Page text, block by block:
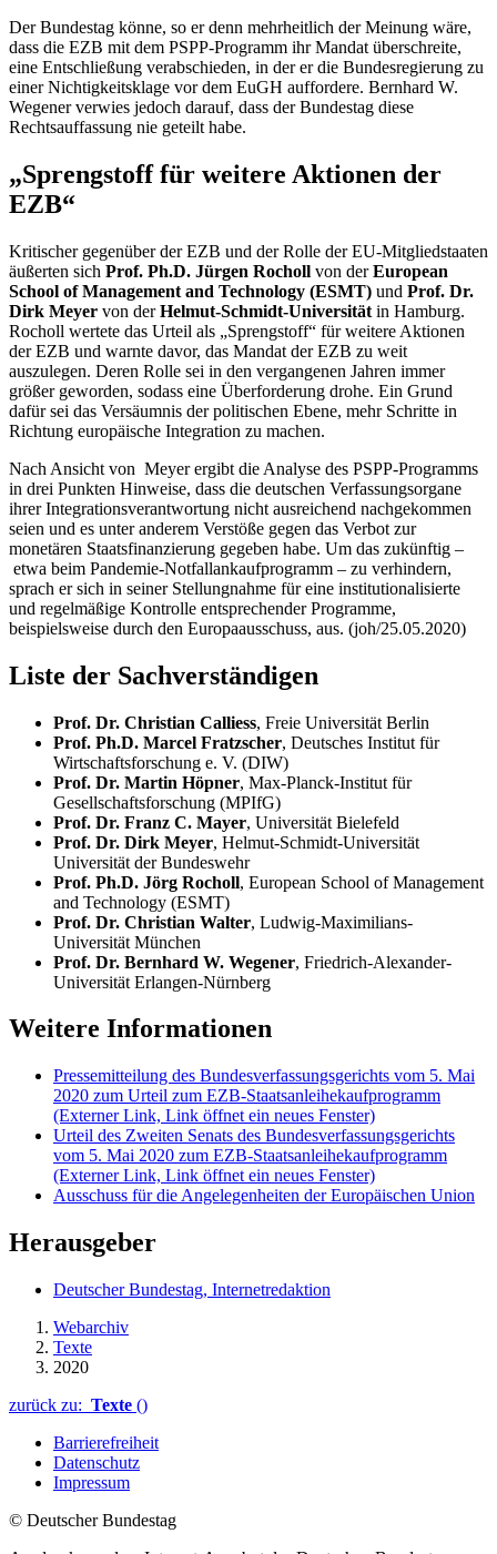
Der Bundestag könne, so er denn mehrheitlich der Meinung wäre,
dass die EZB mit dem PSPP-Programm ihr Mandat überschreite,
eine Entschließung verabschieden, in der er die Bundesregierung zu
einer Nichtigkeitsklage vor dem EuGH auffordere. Bernhard W.
Wegener verwies jedoch darauf, dass der Bundestag diese
Rechtsauffassung nie geteilt habe.
„Sprengstoff für weitere Aktionen der
EZB“
Kritischer gegenüber der EZB und der Rolle der EU-Mitgliedstaaten
äußerten sich Prof. Ph.D. Jürgen Rocholl von derEuropean
School of Management and Technology (ESMT) und Prof. Dr.
Dirk Meyer von derHelmut-Schmidt-Universität in Hamburg.
Rocholl wertete das Urteil als „Sprengstoff“ für weitere Aktionen
der EZB und warnte davor, das Mandat der EZB zu weit
auszulegen. Deren Rolle sei in den vergangenen Jahren immer
größer geworden, sodass eine Überforderung drohe. Ein Grund
dafür sei das Versäumnis der politischen Ebene, mehr Schritte in
Richtung europäische Integration zu machen.
Nach Ansicht von Meyer ergibt die Analyse des PSPP-Programms
in drei Punkten Hinweise, dass die deutschen Verfassungsorgane
ihrer Integrationsverantwortung nicht ausreichend nachgekommen
seien und es unter anderem Verstöße gegen das Verbot zur
monetären Staatsfinanzierung gegeben habe. Um das zukünftig –
etwa beim Pandemie-Notfallankaufprogramm – zu verhindern,
sprach er sich in seiner Stellungnahme für eine institutionalisierte
und regelmäßige Kontrolle entsprechender Programme,
beispielsweise durch den Europaausschuss, aus. (joh/25.05.2020)
Liste der Sachverständigen
Prof. Dr. Christian Calliess, Freie Universität Berlin
Prof. Ph.D. Marcel Fratzscher, Deutsches Institut für
Wirtschaftsforschung e. V. (DIW)
Prof. Dr. Martin Höpner, Max-Planck-Institut für
Gesellschaftsforschung (MPIfG)
Prof. Dr. Franz C. Mayer, Universität Bielefeld
Prof. Dr. Dirk Meyer, Helmut-Schmidt-Universität
Universität der Bundeswehr
Prof. Ph.D. Jörg Rocholl, European School of Management
and Technology (ESMT)
Prof. Dr. Christian Walter, Ludwig-Maximilians-
Universität München
Prof. Dr. Bernhard W. Wegener, Friedrich-Alexander-
Universität Erlangen-Nürnberg
Weitere Informationen
Pressemitteilung des Bundesverfassungsgerichts vom 5. Mai
2020 zum Urteil zum EZB-Staatsanleihekaufprogramm
(Externer Link, Link öffnet ein neues Fenster)
Urteil des Zweiten Senats des Bundesverfassungsgerichts
vom 5. Mai 2020 zum EZB-Staatsanleihekaufprogramm
(Externer Link, Link öffnet ein neues Fenster)
Ausschuss für die Angelegenheiten der Europäischen Union
Herausgeber
Deutscher Bundestag, Internetredaktion
Webarchiv
Texte
2020
zurück zu: Texte ()
Barrierefreiheit
Datenschutz
Impressum
© Deutscher Bundestag